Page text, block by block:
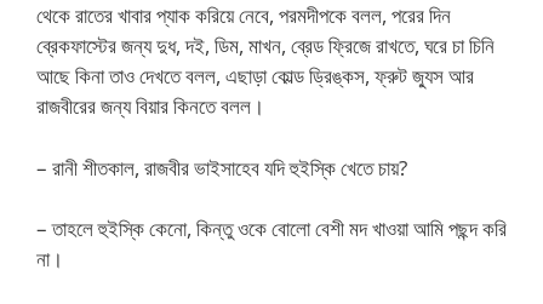
থেকে রাতের খাবার প্যাক করিয়ে নেবে, পরমদীপকে বলল, পরের দিন
ব্রেকফাস্টের জন্য দুধ, দই, ডিম, মাখন, ব্রেড ফ্রিজে রাখতে, ঘরে চা চিনি
আছে কিনা তাও দেখতে বলল, এছাড়া কোল্ড ড্রিঙ্কস, ফ্রুট জ্যুস আর
রাজবীরের জন্য বিয়ার কিনতে বলল।
– রানী শীতকাল, রাজবীর ভাইসাহেব যদি হুইস্কি খেতে চায়?
– তাহলে হুইস্কি কেনো, কিন্তু ওকে বোলো বেশী মদ খাওয়া আমি পছন্দ করি
না।